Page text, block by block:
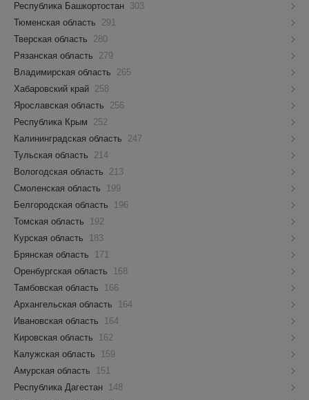
Республика Башкортостан 303
Тюменская область
291
Тверская область
280
Рязанская область
279
Владимирская область
265
Хабаровский край 258
Ярославская область
256
Республика Крым
252
Калининградская область
247
Тульская область
214
Вологодская область
213
Смоленская область
199
Белгородская область
196
Томская область
192
Курская область
183
Брянская область
171
Оренбургская область
168
Тамбовская область
166
Архангельская область
164
Ивановская область
164
Кировская область
162
Калужская область
159
Амурская область
151
Республика Дагестан 148